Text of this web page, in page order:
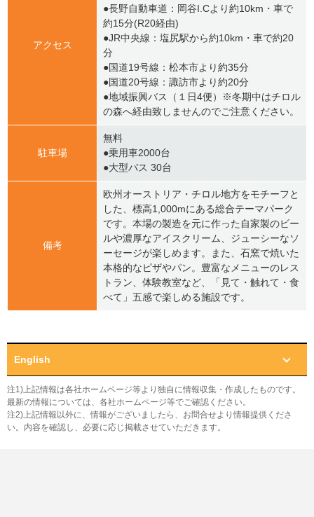
アクセス
●長野自動車道：岡谷I.Cより約10km・車で
約15分(R20経由)
●JR中央線：塩尻駅から約10km・車で約20
分
●国道19号線：松本市より約35分
●国道20号線：諏訪市より約20分
●地域振興バス（１日4便）※冬期中はチロル
の森へ経由致しませんのでご注意ください。
駐車場
無料
●乗用車2000台
●大型バス 30台
備考
欧州オーストリア・チロル地方をモチーフと
した、標高1,000mにある総合テーマパーク
です。本場の製造を元に作った自家製のビー
ルや濃厚なアイスクリーム、ジューシーなソ
ーセージが楽しめます。また、石窯で焼いた
本格的なピザやパン。豊富なメニューのレス
トラン、体験教室など、「見て・触れて・食
べて」五感で楽しめる施設です。
English
注1)上記情報は各社ホームページ等より独自に情報収集・作成したものです。
最新の情報については、各社ホームページ等でご確認ください。
注2)上記情報以外に、情報がございましたら、お問合せより情報提供くださ
い。内容を確認し、必要に応じ掲載させていただきます。